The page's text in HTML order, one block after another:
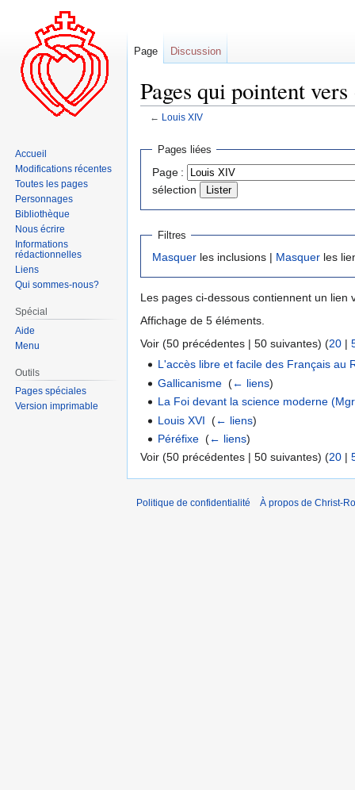
Pages qui pointent
← Louis XIV
Aller
navigation
Aller
recherche
Pages liées
Page :
sélection
Filtres
Masquer les inclusions | Masquer les
Les pages ci-dessous contiennent un lien
Affichage de 5 éléments.
Voir (50 précédentes | 50 suivantes) (20 |
L'accès libre et facile des Français au
Gallicanisme ‎(← liens)
La Foi devant la science moderne
Louis XVI ‎(← liens)
Péréfixe ‎(← liens)
Voir (50 précédentes | 50 suivantes) (20 |
Page Discussion
Accueil
Modifications récentes
Toutes les pages
Personnages
Bibliothèque
Nous écrire
Informations
rédactionnelles
Liens
Qui sommes-nous?
Spécial
Aide
Menu
Outils
Pages spéciales
Version imprimable
Politique de confidentialité À propos de Christ-